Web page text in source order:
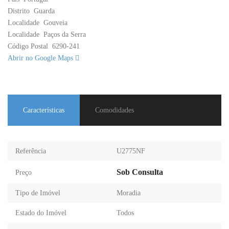
Distrito Guarda
Localidade Gouveia
Localidade Paços da Serra
Código Postal 6290-241
Abrir no Google Maps
Características Comodidades
Referência U2775NF
Preço Sob Consulta
Tipo de Imóvel Moradia
Estado do Imóvel Todos